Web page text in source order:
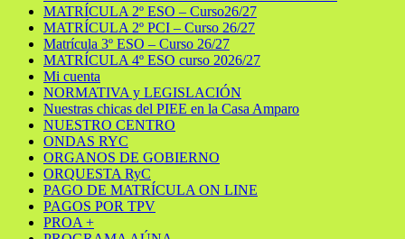
MATRÍCULA 2º ESO – Curso26/27
MATRÍCULA 2º PCI – Curso 26/27
Matrícula 3º ESO – Curso 26/27
MATRÍCULA 4º ESO curso 2026/27
Mi cuenta
NORMATIVA y LEGISLACIÓN
Nuestras chicas del PIEE en la Casa Amparo
NUESTRO CENTRO
ONDAS RYC
ORGANOS DE GOBIERNO
ORQUESTA RyC
PAGO DE MATRÍCULA ON LINE
PAGOS POR TPV
PROA +